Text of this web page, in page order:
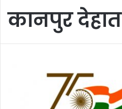
कानपुर देहात